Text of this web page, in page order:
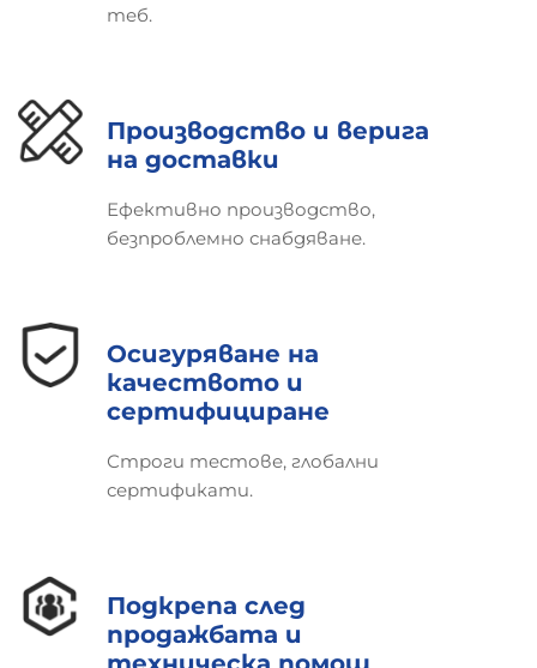
теб.
Производство и верига
на доставки
Ефективно производство,
безпроблемно снабдяване.
Осигуряване на
качеството и
сертифициране
Строги тестове, глобални
сертификати.
Подкрепа след
продажбата и